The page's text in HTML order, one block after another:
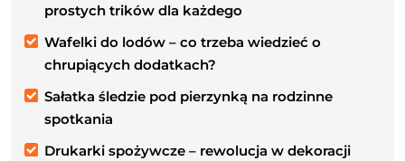
prostych trików dla każdego
Wafelki do lodów – co trzeba wiedzieć o
chrupiących dodatkach?
Sałatka śledzie pod pierzynką na rodzinne
spotkania
Drukarki spożywcze – rewolucja w dekoracji